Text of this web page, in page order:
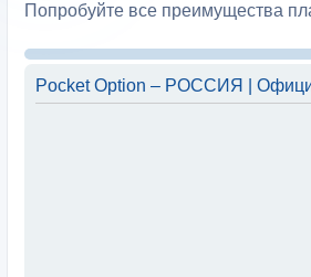
Попробуйте все преимущества
Pocket Option – РОССИЯ |